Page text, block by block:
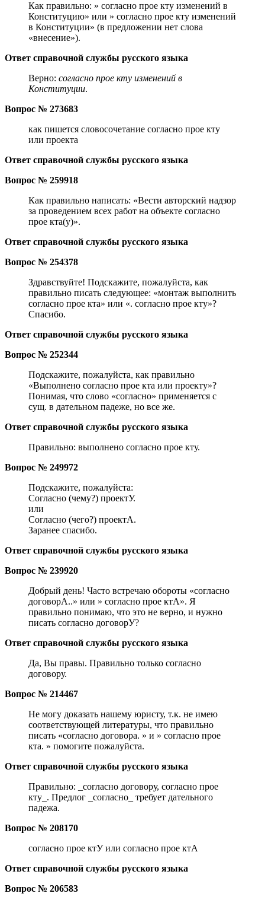
Как правильно: » согласно прое кту изменений в
Конституцию» или » согласно прое кту изменений
в Конституции» (в предложении нет слова
«внесение»).
Ответ справочной службы русского языка
Верно: согласно прое кту изменений в
Конституции.
Вопрос № 273683
как пишется словосочетание согласно прое кту
или проекта
Ответ справочной службы русского языка
Вопрос № 259918
Как правильно написать: «Вести авторский надзор
за проведением всех работ на объекте согласно
прое кта(у)».
Ответ справочной службы русского языка
Вопрос № 254378
Здравствуйте! Подскажите, пожалуйста, как
правильно писать следующее: «монтаж выполнить
согласно прое кта» или «. согласно прое кту»?
Спасибо.
Ответ справочной службы русского языка
Вопрос № 252344
Подскажите, пожалуйста, как правильно
«Выполнено согласно прое кта или проекту»?
Понимая, что слово «согласно» применяется с
сущ. в дательном падеже, но все же.
Ответ справочной службы русского языка
Правильно: выполнено согласно прое кту.
Вопрос № 249972
Подскажите, пожалуйста:
Согласно (чему?) проектУ.
или
Согласно (чего?) проектА.
Заранее спасибо.
Ответ справочной службы русского языка
Вопрос № 239920
Добрый день! Часто встречаю обороты «согласно
договорА..» или » согласно прое ктА». Я
правильно понимаю, что это не верно, и нужно
писать согласно договорУ?
Ответ справочной службы русского языка
Да, Вы правы. Правильно только согласно
договору.
Вопрос № 214467
Не могу доказать нашему юристу, т.к. не имею
соответствующей литературы, что правильно
писать «согласно договора. » и » согласно прое
кта. » помогите пожалуйста.
Ответ справочной службы русского языка
Правильно: _согласно договору, согласно прое
кту_. Предлог _согласно_ требует дательного
падежа.
Вопрос № 208170
согласно прое ктУ или согласно прое ктА
Ответ справочной службы русского языка
Вопрос № 206583